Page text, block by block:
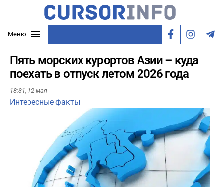
Меню
Пять морских курортов Азии – куда
поехать в отпуск летом 2026 года
18:31, 12 мая
Интересные факты